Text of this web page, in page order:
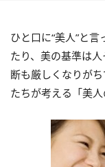
ひと口に“美人”と
たり、美の基準は
断も厳しくなりが
たちが考える「美